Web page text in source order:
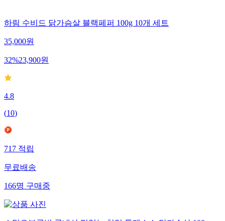
하림 수비드 닭가슴살 블랙페퍼 100g 10개 세트
35,000원
32%23,900원
4.8
(10)
717적립
무료배송
166명구매중